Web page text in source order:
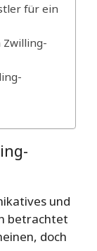
für ein
Zwilling-
und
betrachtet
doch